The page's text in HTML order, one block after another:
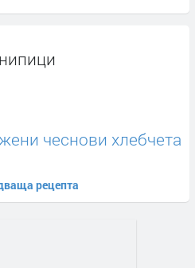
чеснови хлебчета
рецепта